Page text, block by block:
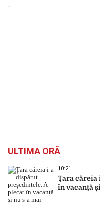
`
ULTIMA ORĂ
10:21
Țara căreia
în vacanță